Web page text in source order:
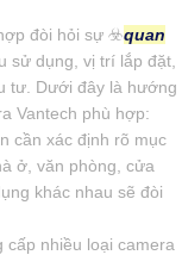
đòi hỏi sự ☣️quan
sử dụng, vị trí lắp đặt,
tư. Dưới đây là hướng
Vantech phù hợp:
cần xác định rõ mục
ở, văn phòng, cửa
khác nhau sẽ đòi
cấp nhiều loại camera